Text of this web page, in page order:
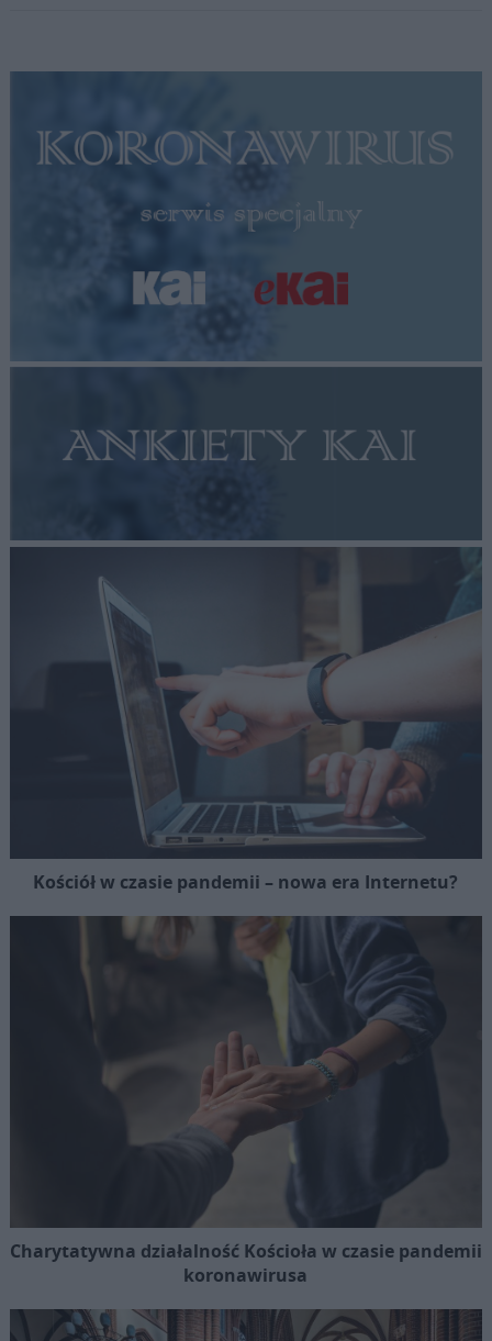
Kościół w czasie pandemii – nowa era Internetu?
Charytatywna działalność Kościoła w czasie pandemii
koronawirusa